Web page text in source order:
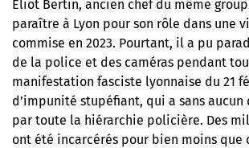
Éliot Bertin, ancien chef du même
paraître à Lyon pour son rôle dans une
commise en 2023. Pourtant, il a pu
de la police et des caméras pendant
manifestation fasciste lyonnaise du 21
d’impunité stupéfiant, qui a sans
par toute la hiérarchie policière. Des
ont été incarcérés pour bien moins que